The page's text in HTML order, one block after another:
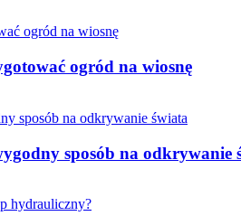
ogród na wiosnę
sposób na odkrywanie